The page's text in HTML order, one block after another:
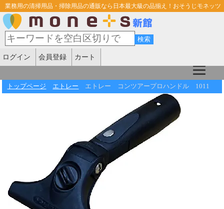
業務用の清掃用品・掃除用品の通販なら日本最大級の品揃え！おそうじモネッツ
ログイン 会員登録 カート
トップページ エトレー エトレー コンツアープロハンドル 1011